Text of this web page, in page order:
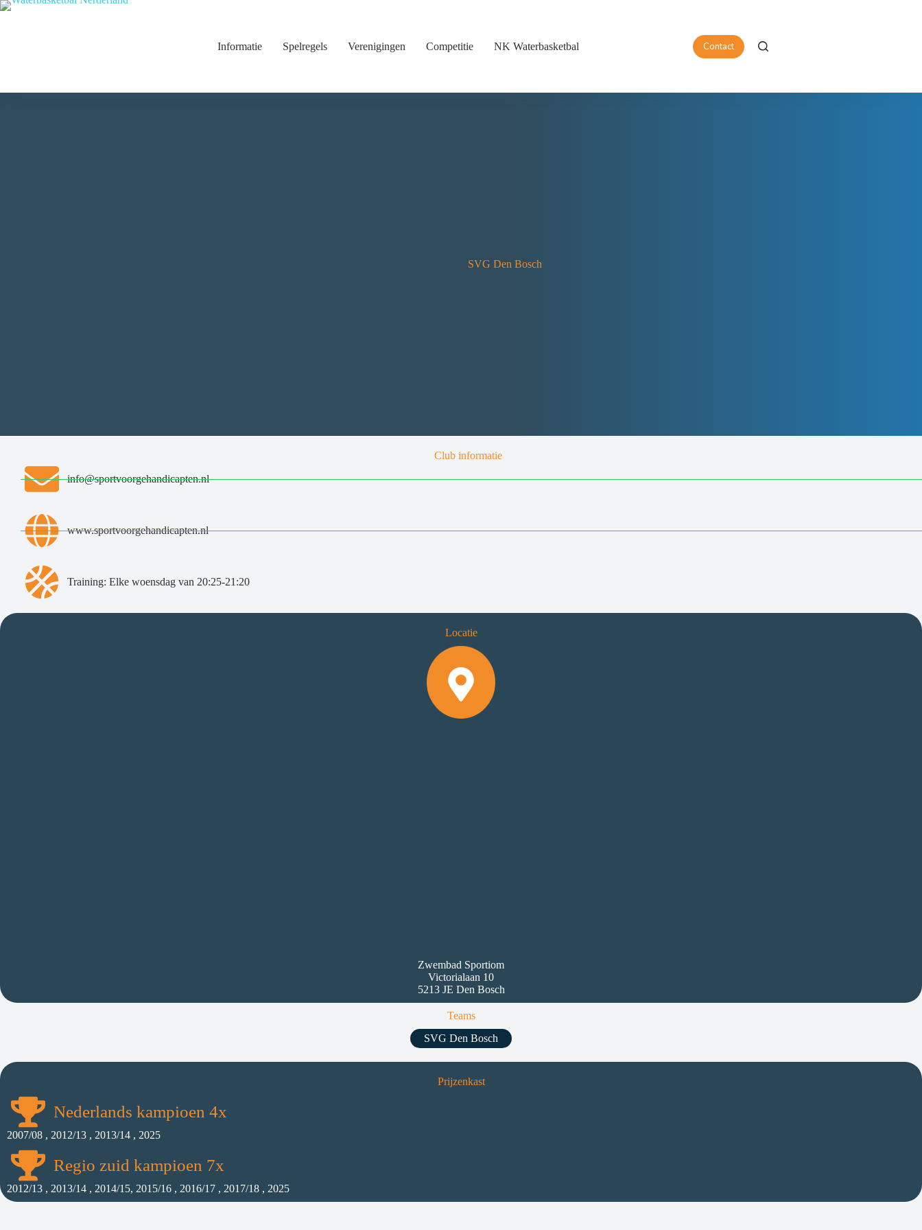
Informatie Spelregels Verenigingen Competitie NK Waterbasketbal Contact
SVG Den Bosch
Club informatie
info@sportvoorgehandicapten.nl
www.sportvoorgehandicapten.nl
Training: Elke woensdag van 20:25-21:20
Locatie
Zwembad Sportiom
Victorialaan 10
5213 JE Den Bosch
Teams
SVG Den Bosch
Prijzenkast
Nederlands kampioen 4x
2007/08 , 2012/13 , 2013/14 , 2025
Regio zuid kampioen 7x
2012/13 , 2013/14 , 2014/15, 2015/16 , 2016/17 , 2017/18 , 2025